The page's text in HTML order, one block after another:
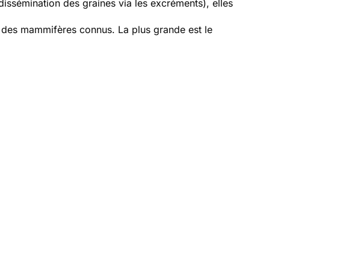
des graines via les excréments), elles
mammifères connus. La plus grande est le